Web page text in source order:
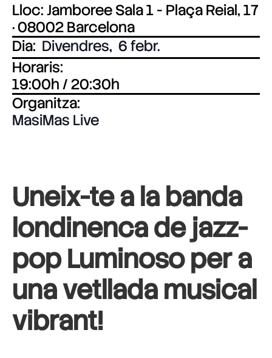
Lloc: Jamboree Sala 1 - Plaça Reial, 17
· 08002 Barcelona
Dia: Divendres, 6 febr.
Horaris:
19:00h / 20:30h
Organitza:
MasiMas Live
Uneix-te a la banda
londinenca de jazz-
pop Luminoso per a
una vetllada musical
vibrant!